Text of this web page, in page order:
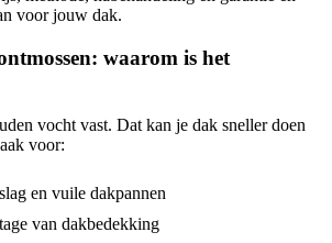
voor jouw dak.
waarom is het
vocht vast. Dat kan je dak sneller doen
voor:
en vuile dakpannen
van dakbedekking